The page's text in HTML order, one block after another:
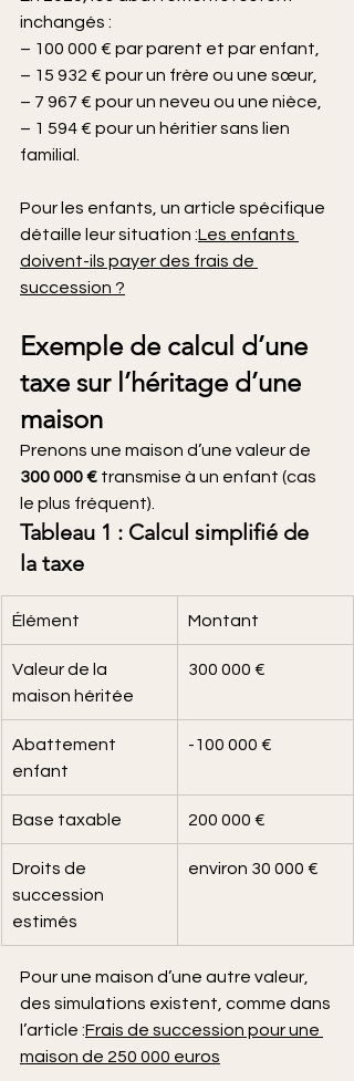
inchangés :
– 100 000 € par parent et par enfant,
– 15 932 € pour un frère ou une sœur,
– 7 967 € pour un neveu ou une nièce,
– 1 594 € pour un héritier sans lien
familial.
Pour les enfants, un article spécifique
détaille leur situation :Les enfants
doivent-ils payer des frais de
succession ?
Exemple de calcul d’une
taxe sur l’héritage d’une
maison
Prenons une maison d’une valeur de
300 000 € transmise à un enfant (cas
le plus fréquent).
Tableau 1 : Calcul simplifié de
la taxe
Élément Montant
Valeur de la
maison héritée
300 000 €
Abattement
enfant
-100 000 €
Base taxable 200 000 €
Droits de
succession
estimés
environ 30 000 €
Pour une maison d’une autre valeur,
des simulations existent, comme dans
l’article :Frais de succession pour une
maison de 250 000 euros